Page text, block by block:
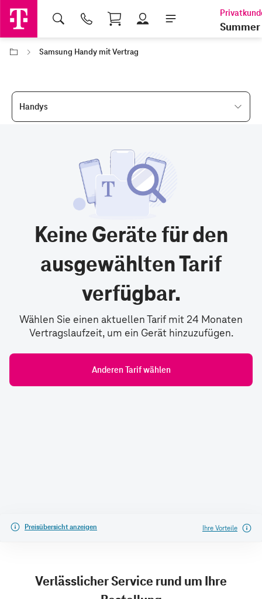
Shopping Cart
Summer
Samsung Handy mit Vertrag
Handys
Keine Geräte für den
ausgewählten Tarif
verfügbar.
Wählen Sie einen aktuellen Tarif mit 24 Monaten
Vertragslaufzeit, um ein Gerät hinzuzufügen.
Anderen Tarif wählen
Preisübersicht anzeigen Ihre Vorteile